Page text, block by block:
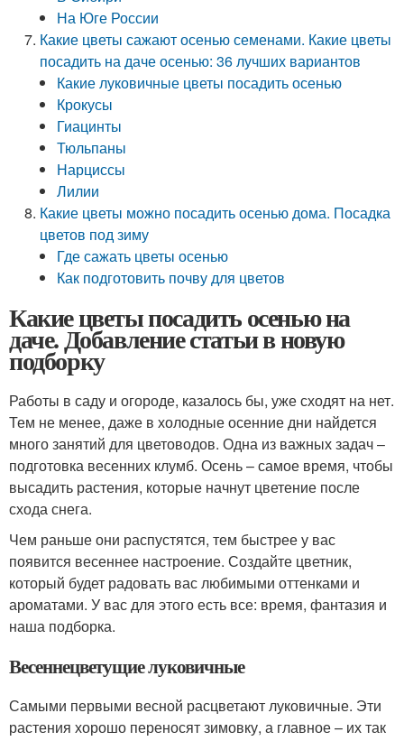
На Юге России
Какие цветы сажают осенью семенами. Какие цветы
посадить на даче осенью: 36 лучших вариантов
Какие луковичные цветы посадить осенью
Крокусы
Гиацинты
Тюльпаны
Нарциссы
Лилии
Какие цветы можно посадить осенью дома. Посадка
цветов под зиму
Где сажать цветы осенью
Как подготовить почву для цветов
Какие цветы посадить осенью на
даче. Добавление статьи в новую
подборку
Работы в саду и огороде, казалось бы, уже сходят на нет.
Тем не менее, даже в холодные осенние дни найдется
много занятий для цветоводов. Одна из важных задач –
подготовка весенних клумб. Осень – самое время, чтобы
высадить растения, которые начнут цветение после
схода снега.
Чем раньше они распустятся, тем быстрее у вас
появится весеннее настроение. Создайте цветник,
который будет радовать вас любимыми оттенками и
ароматами. У вас для этого есть все: время, фантазия и
наша подборка.
Весеннецветущие луковичные
Самыми первыми весной расцветают луковичные. Эти
растения хорошо переносят зимовку, а главное – их так